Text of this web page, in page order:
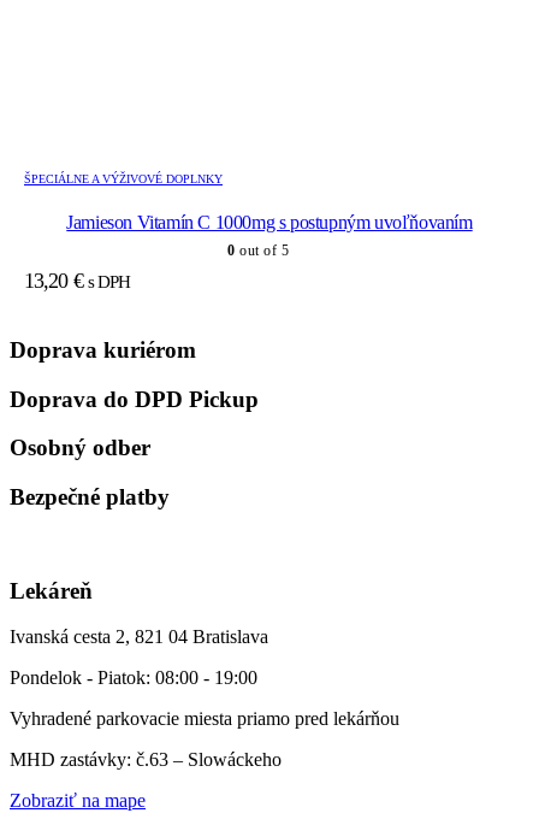
ŠPECIÁLNE A VÝŽIVOVÉ DOPLNKY
Jamieson Vitamín C 1000mg s postupným uvoľňovaním
0 out of 5
13,20 € s DPH
Doprava kuriérom
Doprava do DPD Pickup
Osobný odber
Bezpečné platby
Lekáreň
Ivanská cesta 2, 821 04 Bratislava
Pondelok - Piatok: 08:00 - 19:00
Vyhradené parkovacie miesta priamo pred lekárňou
MHD zastávky: č.63 – Slowáckeho
Zobraziť na mape